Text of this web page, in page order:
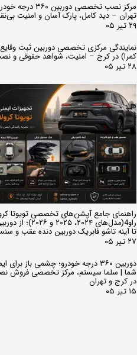
مرکز نصب تخصصی
تهران – دید کامل، پارک آسان و امنیت
۲۹ تیر ۰۵
نمایندگی مرکزی تخصصی دوربین ثبت
کمرا) در کرج – امنیت، شواهد حقوقی و
۲۸ تیر ۰۵
راهنمای جامع آپشن‌های تخصصی تویوتا
تا آینه تاشو فابریک دوربین دنده عقب و
۲۷ تیر ۰۵
دوربین ۳۶۰ درجه خودرو؛ چشمی باز
شما | سلما سیستم، مرکز تخصصی فروش
در کرج و تهران
۱۵ تیر ۰۵